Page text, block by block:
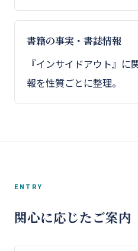
書籍の事実・書誌情報
『インサイドアウト』
報を性質ごとに整理。
ENTRY
関心に応じたご案内